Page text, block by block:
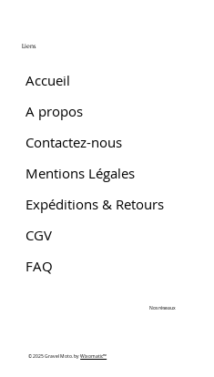
Liens
Accueil
A propos
Contactez-nous
Mentions Légales
Expéditions & Retours
CGV
FAQ
© 2025 Gravel Moto. byWixomatic™
Nos réseaux